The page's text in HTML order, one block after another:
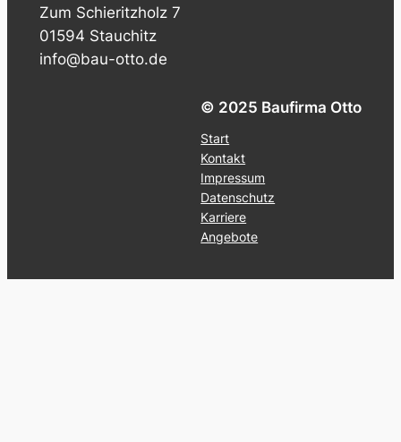
Zum Schieritzholz 7
01594 Stauchitz
info@bau-otto.de
© 2025 Baufirma Otto
Start
Kontakt
Impressum
Datenschutz
Karriere
Angebote